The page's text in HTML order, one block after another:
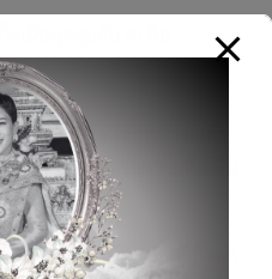
ธ หรือเสียใจ เราสามารถเล่า
องกลัวสายตาหรือความคิดเห็น
อกมา ก็ช่วยให้ความหนักใจลด